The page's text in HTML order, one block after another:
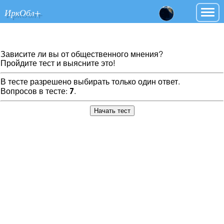
ИркОбл+
Зависите ли вы от общественного мнения?
Пройдите тест и выясните это!
В тесте разрешено выбирать только один ответ.
Вопросов в тесте: 7.